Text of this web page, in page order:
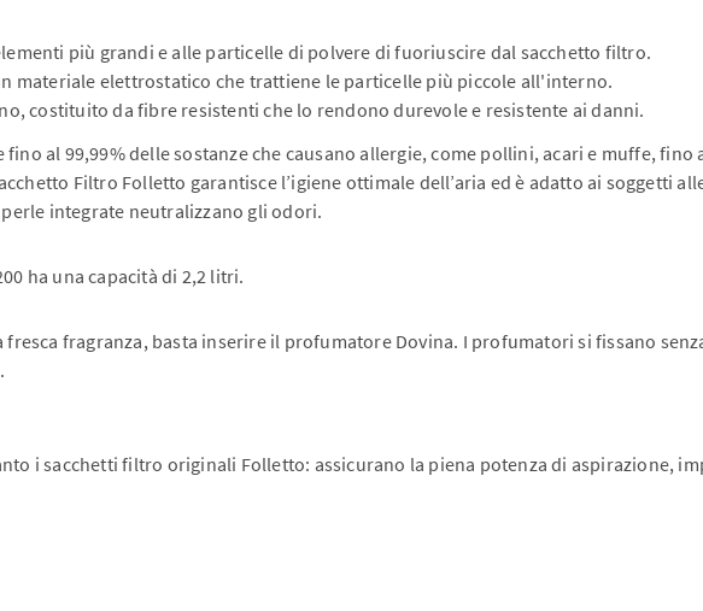
più grandi e alle particelle di polvere di fuoriuscire dal sacchetto filtro.
materiale elettrostatico che trattiene le particelle più piccole all'interno.
costituito da fibre resistenti che lo rendono durevole e resistente ai danni.
al 99,99% delle sostanze che causano allergie, come pollini, acari e muffe,
Filtro Folletto garantisce l’igiene ottimale dell’aria ed è adatto ai soggetti
integrate neutralizzano gli odori.
ha una capacità di 2,2 litri.
fresca fragranza, basta inserire il profumatore Dovina. I profumatori si fissano
i sacchetti filtro originali Folletto: assicurano la piena potenza di aspirazione,